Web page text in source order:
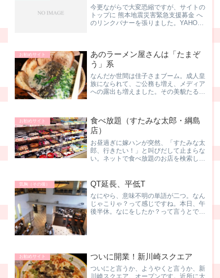
今更ながらで大変恐縮ですが、サイトの
トップに 熊本地震災害緊急支援募金 へ
のリンクバナーを張りました。YAHOO!
できます。各種ポイ...
お勧めサイト
あのラーメン屋さんは「たまぞ
う」系
なんだか世間は佳子さまブーム。成人皇
族になられて、ご公務も増え、メディア
への露出も増えました。その美貌たる
敵に着こなしていらっしゃる。うらやま
しい限りです。そんな佳子様...
お勧めサイト
食べ放題（すたみな太郎・綱島
店）
お昼過ぎに嫁ハンが突然、「すたみな太
郎、行きたい！」と叫びだして止まらな
い。ネットで食べ放題のお店を検索して
放題、いーねー！ と言うことで、急
遽、訪問決定。あー、お昼の...
気胸（その後） QT延長、平低T
なにやら、意味不明の単語が二つ。なん
じゃこりゃ？って感じですね。本日、午
後半休。なにをしたか？って言うとです
お勧めサイト ついに開業！新川崎スクエア
ついにと言うか、ようやくと言うか、新
川崎スクエア、オープンです。近所に大